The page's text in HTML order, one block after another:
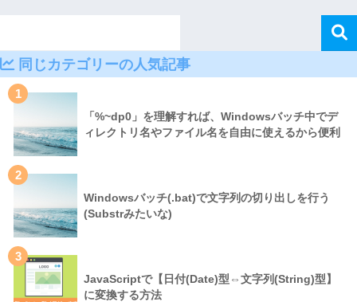
同じカテゴリーの人気記事
1
「%~dp0」を理解すれば、Windowsバッチ中でデ
ィレクトリ名やファイル名を自由に使えるから便利
2
Windowsバッチ(.bat)で文字列の切り出しを行う
(Substrみたいな)
3
JavaScriptで【日付(Date)型⇔文字列(String)型】
に変換する方法